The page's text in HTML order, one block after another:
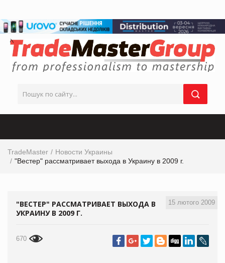
TradeMaster
Новости Украины
"Вестер" рассматривает выхода в Украину в 2009 г.
15 лютого 2009
"ВЕСТЕР" РАССМАТРИВАЕТ ВЫХОДА В
УКРАИНУ В 2009 Г.
670